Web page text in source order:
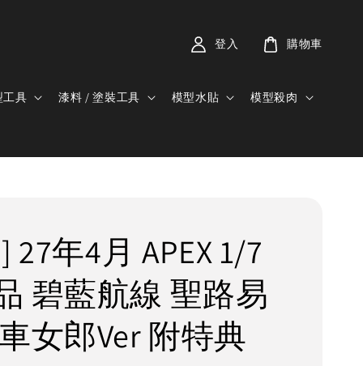
工具 漆料 / 塗裝工具 模型水貼 模型殺肉
登入 購物車
27年4月 APEX 1/7
碧藍航線 聖路易
女郎Ver 附特典